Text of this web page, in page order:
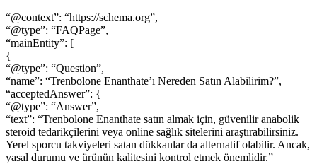
“@context”: “https://schema.org”,
“@type”: “FAQPage”,
“mainEntity”: [
{
“@type”: “Question”,
“name”: “Trenbolone Enanthate’ı Nereden Satın Alabilirim?”,
“acceptedAnswer”: {
“@type”: “Answer”,
“text”: “Trenbolone Enanthate satın almak için, güvenilir anabolik
steroid tedarikçilerini veya online sağlık sitelerini araştırabilirsiniz.
Yerel sporcu takviyeleri satan dükkanlar da alternatif olabilir. Ancak,
yasal durumu ve ürünün kalitesini kontrol etmek önemlidir.”